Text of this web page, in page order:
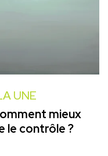
UNE
mieux
le contrôle ?